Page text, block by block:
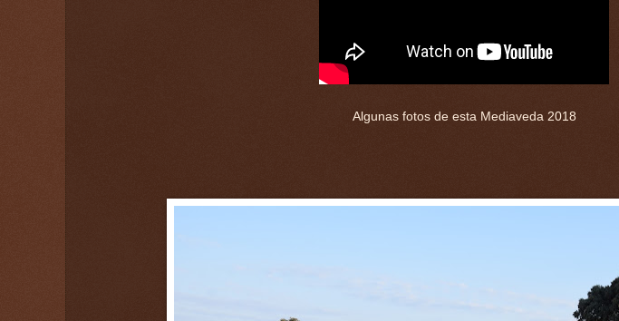
Algunas fotos de esta Mediaveda 2018